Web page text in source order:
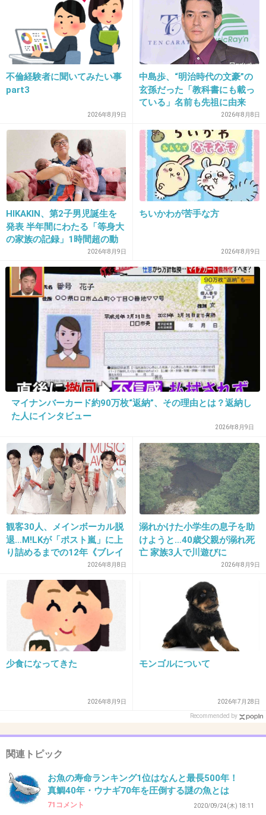
身の周りをシンプルにしておくことぐらいしか
思いつかないな
+26 -1
それ余命10年じゃなくてこのままじゃ10年生き
られないよ！改善できるよう努力しな！
って意味じゃなく？
1件の返信
+113
でも酷いなら入院しろ と言われるよ
何の数値が高いの？
自分も腎臓や肝臓や血糖値とかいろいろあるけ
そんな余命十年なんて脅されてないな
+35 -1
33. 匿名 2026/06/02(火) 14:36:27
万が一長生きしてしまうことないかな？
義父糖尿だし心臓悪くて40くらいから自分はは
やくしぬと言ってたらしいけど、長く入院して
たこともあるみたいだけど結局81まで生きたよ
年金も払ってなかったみたい
-0
34. 匿名 2026/06/02(火) 14:36:27
数ヶ月だと焦って色々やると思うけど10年となると何をす
れば良いのか分からないから思いつくまでは断捨離して物
を増やさないようにして普段通り過ごすかな。
>>1
旅行！
+13
不倫経験者に聞いてみたい事
part3
2026年8月9日
中島歩、“明治時代の文豪”の
玄孫だった「教科書にも載っ
ている」名前も先祖に由来
2026年8月8日
HIKAKIN、第2子男児誕生を
発表 半年間にわたる「等身大
の家族の記録」1時間超の動
画とともに感謝伝える2026年8月9日
ちいかわが苦手な方
2026年8月9日
マイナンバーカード約90万枚“返納”、その理由とは？返納し
た人にインタビュー
2026年8月9日
観客30人、メインボーカル脱
退…M!LKが「ポスト嵐」に上
り詰めるまでの12年《ブレイ
2026年8月8日
溺れかけた小学生の息子を助
けようと…40歳父親が溺れ死
亡 家族3人で川遊びに
2026年8月9日
少食になってきた
2026年8月9日
モンゴルについて
2026年7月28日
Recommended by
関連トピック
お魚の寿命ランキング1位はなんと最長500年！
真鯛40年・ウナギ70年を圧倒する謎の魚とは
71コメント 2020/09/24(木) 18:11